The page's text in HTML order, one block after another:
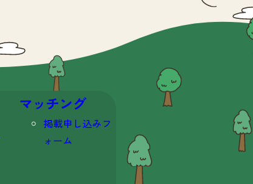
マッチング
掲載申し込みフ
ォーム